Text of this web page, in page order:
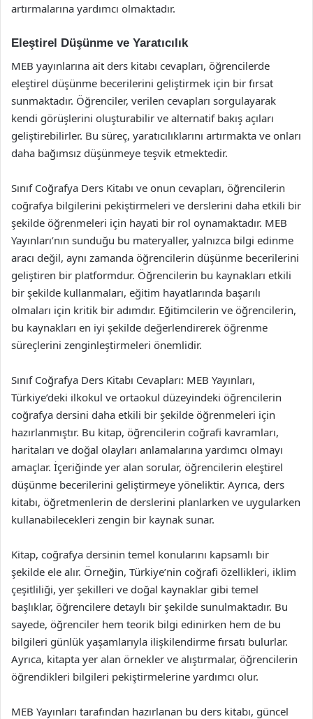
artırmalarına yardımcı olmaktadır.
Eleştirel Düşünme ve Yaratıcılık
MEB yayınlarına ait ders kitabı cevapları, öğrencilerde
eleştirel düşünme becerilerini geliştirmek için bir fırsat
sunmaktadır. Öğrenciler, verilen cevapları sorgulayarak
kendi görüşlerini oluşturabilir ve alternatif bakış açıları
geliştirebilirler. Bu süreç, yaratıcılıklarını artırmakta ve onları
daha bağımsız düşünmeye teşvik etmektedir.
Sınıf Coğrafya Ders Kitabı ve onun cevapları, öğrencilerin
coğrafya bilgilerini pekiştirmeleri ve derslerini daha etkili bir
şekilde öğrenmeleri için hayati bir rol oynamaktadır. MEB
Yayınları’nın sunduğu bu materyaller, yalnızca bilgi edinme
aracı değil, aynı zamanda öğrencilerin düşünme becerilerini
geliştiren bir platformdur. Öğrencilerin bu kaynakları etkili
bir şekilde kullanmaları, eğitim hayatlarında başarılı
olmaları için kritik bir adımdır. Eğitimcilerin ve öğrencilerin,
bu kaynakları en iyi şekilde değerlendirerek öğrenme
süreçlerini zenginleştirmeleri önemlidir.
Sınıf Coğrafya Ders Kitabı Cevapları: MEB Yayınları,
Türkiye’deki ilkokul ve ortaokul düzeyindeki öğrencilerin
coğrafya dersini daha etkili bir şekilde öğrenmeleri için
hazırlanmıştır. Bu kitap, öğrencilerin coğrafi kavramları,
haritaları ve doğal olayları anlamalarına yardımcı olmayı
amaçlar. İçeriğinde yer alan sorular, öğrencilerin eleştirel
düşünme becerilerini geliştirmeye yöneliktir. Ayrıca, ders
kitabı, öğretmenlerin de derslerini planlarken ve uygularken
kullanabilecekleri zengin bir kaynak sunar.
Kitap, coğrafya dersinin temel konularını kapsamlı bir
şekilde ele alır. Örneğin, Türkiye’nin coğrafi özellikleri, iklim
çeşitliliği, yer şekilleri ve doğal kaynaklar gibi temel
başlıklar, öğrencilere detaylı bir şekilde sunulmaktadır. Bu
sayede, öğrenciler hem teorik bilgi edinirken hem de bu
bilgileri günlük yaşamlarıyla ilişkilendirme fırsatı bulurlar.
Ayrıca, kitapta yer alan örnekler ve alıştırmalar, öğrencilerin
öğrendikleri bilgileri pekiştirmelerine yardımcı olur.
MEB Yayınları tarafından hazırlanan bu ders kitabı, güncel